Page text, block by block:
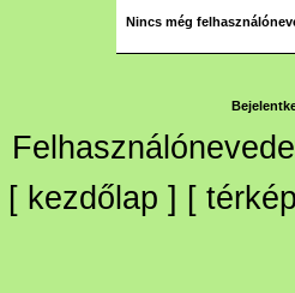
Nincs még
[ kezdőlap ] [ térkép